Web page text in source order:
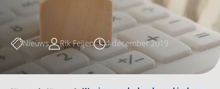
Nieuws Rik Feijen 4 december 2019